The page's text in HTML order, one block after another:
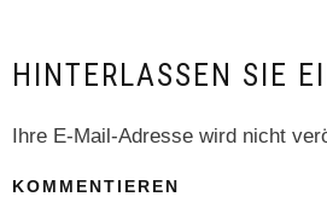
HINTERLASSEN SIE
Ihre E-Mail-Adresse wird nicht
KOMMENTIEREN